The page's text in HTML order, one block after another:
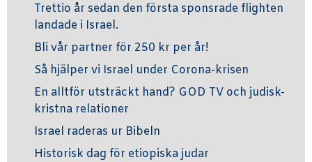
Trettio år sedan den första sponsrade flighten
landade i Israel.
Bli vår partner för 250 kr per år!
Så hjälper vi Israel under Corona-krisen
En alltför utsträckt hand? GOD TV och judisk-
kristna relationer
Israel raderas ur Bibeln
Historisk dag för etiopiska judar